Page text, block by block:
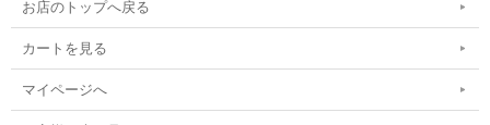
お店のトップへ戻る
カートを見る
マイページへ